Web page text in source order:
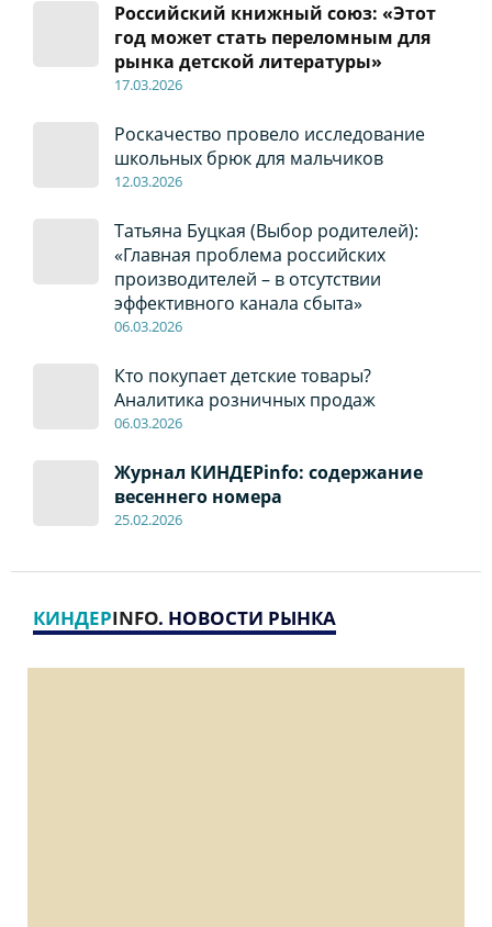
Российский книжный союз: «Этот
год может стать переломным для
рынка детской литературы»
17.03.2026
Роскачество провело исследование
школьных брюк для мальчиков
12.03.2026
Татьяна Буцкая (Выбор родителей):
«Главная проблема российских
производителей – в отсутствии
эффективного канала сбыта»
06.03.2026
Кто покупает детские товары?
Аналитика розничных продаж
06.03.2026
Журнал КИНДЕРinfo: содержание
весеннего номера
25.02.2026
КИНДЕРINFO. НОВОСТИ РЫНКА